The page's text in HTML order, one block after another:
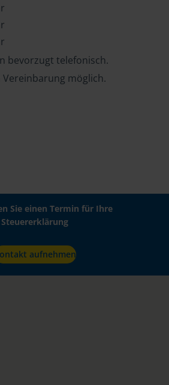
bevorzugt telefonisch.
möglich.
Sie einen Termin für Ihre
Steuererklärung
aufnehmen